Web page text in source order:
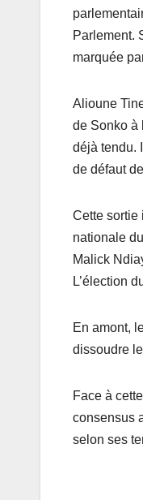
Parlement.
marquée
Alioune
de Sonko à
déjà tendu.
de défaut
Cette sortie
nationale
Malick
L’élection
En amont,
dissoudre
Face à
consensus
selon ses